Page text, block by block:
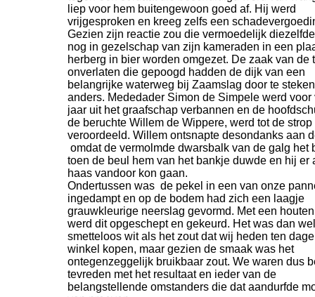
liep voor hem buitengewoon goed af. Hij werd
vrijgesproken en kreeg zelfs een
Gezien zijn reactie zou die vermoedelijk
nog in gezelschap van zijn kameraden in een
herberg in bier worden omgezet. De zaak van de
onverlaten die gepoogd hadden de dijk van een
belangrijke waterweg bij Zaamslag door te
anders. Mededader Simon de Simpele werd voor
jaar uit het graafschap verbannen en de
de beruchte Willem de Wippere, werd tot de strop
veroordeeld. Willem ontsnapte desondanks aan
omdat de vermolmde dwarsbalk van de galg het
toen de beul hem van het bankje duwde en hij er
haas vandoor kon gaan.
Ondertussen was de pekel in een van onze
ingedampt en op de bodem had zich een laagje
grauwkleurige neerslag gevormd. Met een
werd dit opgeschept en gekeurd. Het was dan
smetteloos wit als het zout dat wij heden ten
winkel kopen, maar gezien de smaak was het
ontegenzeggelijk bruikbaar zout. We waren dus
tevreden met het resultaat en ieder van de
belangstellende omstanders die dat aandurfde